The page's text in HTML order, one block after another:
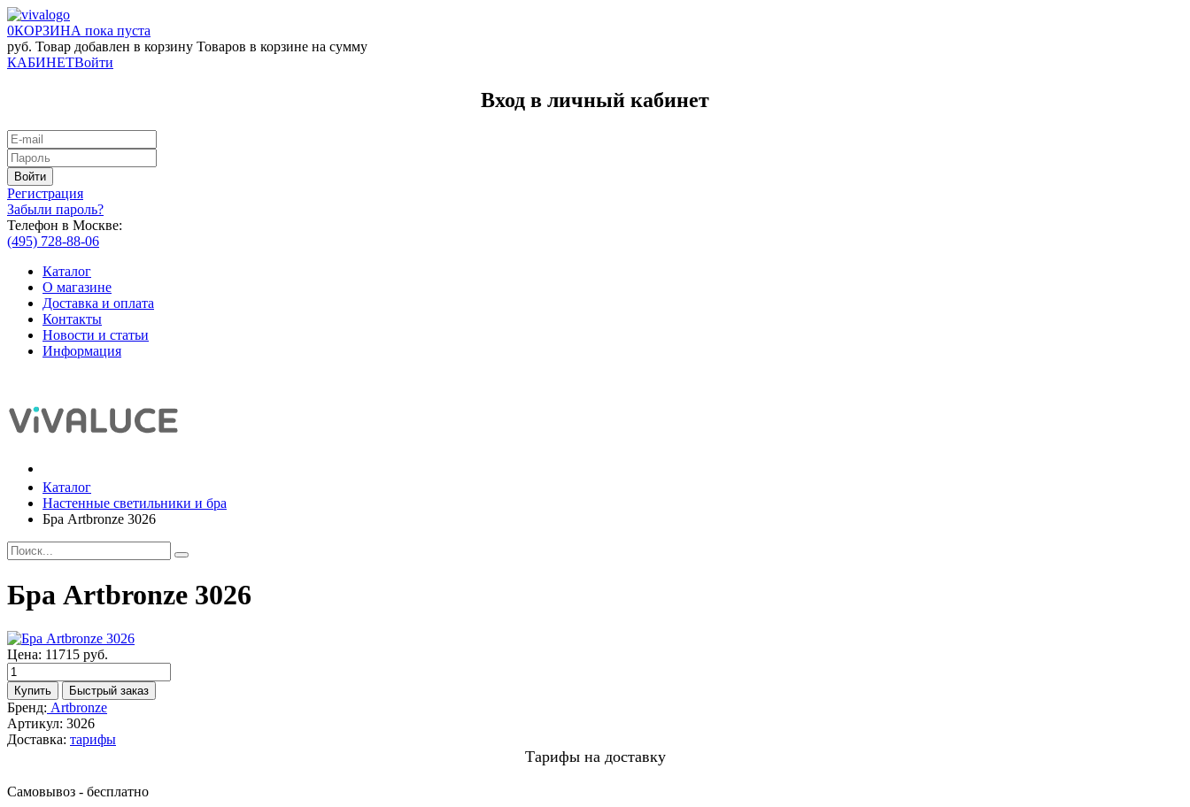
0КОРЗИНА пока пуста
руб. Товар добавлен в корзину Товаров в корзине на сумму
КАБИНЕТВойти
Вход в личный кабинет
Регистрация
Забыли пароль?
Телефон в Москве:
(495) 728-88-06
Каталог
О магазине
Доставка и оплата
Контакты
Новости и статьи
Информация
Каталог
Настенные светильники и бра
Бра Artbronze 3026
Бра Artbronze 3026
Цена: 11715 руб.
Бренд: Artbronze
Артикул: 3026
Доставка: тарифы
Тарифы на доставку
Самовывоз - бесплатно